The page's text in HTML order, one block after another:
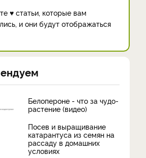
♥ статьи, которые вам
и они будут отображаться
Белопероне - что за чудо-
растение (видео)
Посев и выращивание
катарантуса из семян на
рассаду в домашних
условиях